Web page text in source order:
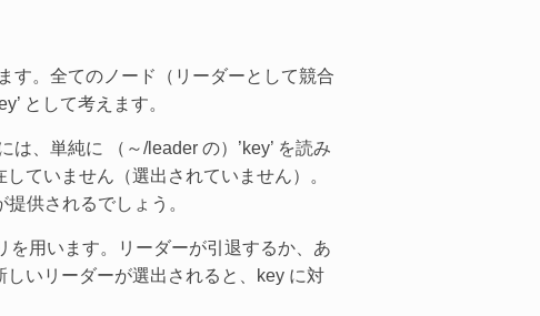
す。全てのノード（リーダーとして競合
として考えます。
、単純に （～/leader の）’key’ を読み
ていません（選出されていません）。
供されるでしょう。
を用います。リーダーが引退するか、あ
しいリーダーが選出されると、key に対